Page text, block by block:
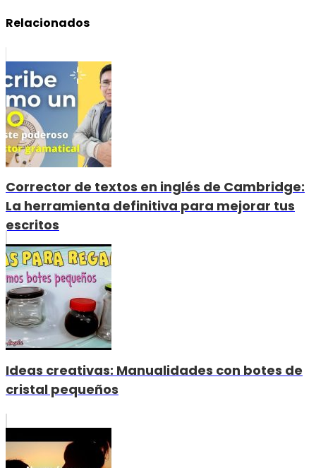
Relacionados
Corrector de textos en inglés de Cambridge:
La herramienta definitiva para mejorar tus
escritos
Ideas creativas: Manualidades con botes de
cristal pequeños